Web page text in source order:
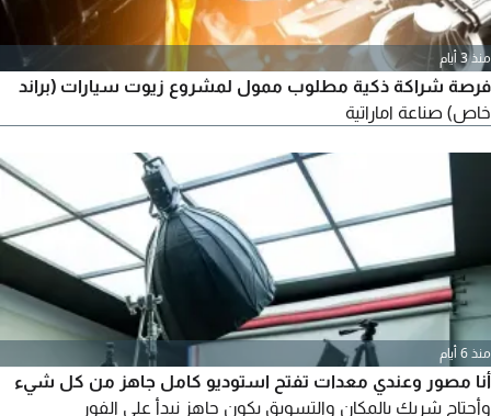
منذ 3 أيام
فرصة شراكة ذكية مطلوب ممول لمشروع زيوت سيارات (براند
خاص) صناعة اماراتية
منذ 6 أيام
أنا مصور وعندي معدات تفتح استوديو كامل جاهز من كل شيء
وأحتاج شريك بالمكان والتسويق يكون جاهز نبدأ على الفور